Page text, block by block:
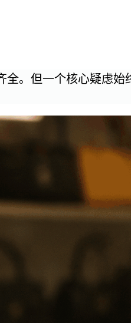
。但一个核心疑虑始